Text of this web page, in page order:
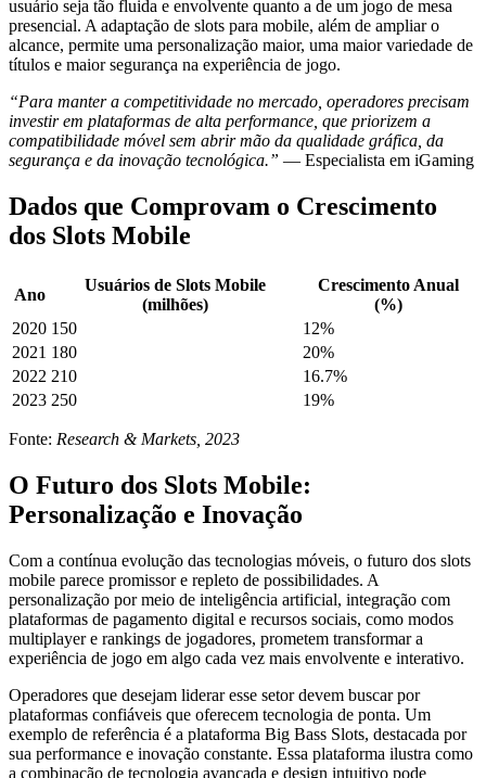
usuário seja tão fluida e envolvente quanto a de um jogo de mesa
presencial. A adaptação de slots para mobile, além de ampliar o
alcance, permite uma personalização maior, uma maior variedade de
títulos e maior segurança na experiência de jogo.
“Para manter a competitividade no mercado, operadores precisam
investir em plataformas de alta performance, que priorizem a
compatibilidade móvel sem abrir mão da qualidade gráfica, da
segurança e da inovação tecnológica.” — Especialista em iGaming
Dados que Comprovam o Crescimento
dos Slots Mobile
Ano
Usuários de Slots Mobile
(milhões)
Crescimento Anual
(%)
2020 150
12%
2021 180
20%
2022 210
16.7%
2023 250 19%
Fonte: Research & Markets, 2023
O Futuro dos Slots Mobile:
Personalização e Inovação
Com a contínua evolução das tecnologias móveis, o futuro dos slots
mobile parece promissor e repleto de possibilidades. A
personalização por meio de inteligência artificial, integração com
plataformas de pagamento digital e recursos sociais, como modos
multiplayer e rankings de jogadores, prometem transformar a
experiência de jogo em algo cada vez mais envolvente e interativo.
Operadores que desejam liderar esse setor devem buscar por
plataformas confiáveis que oferecem tecnologia de ponta. Um
exemplo de referência é a plataforma Big Bass Slots, destacada por
sua performance e inovação constante. Essa plataforma ilustra como
a combinação de tecnologia avançada e design intuitivo pode